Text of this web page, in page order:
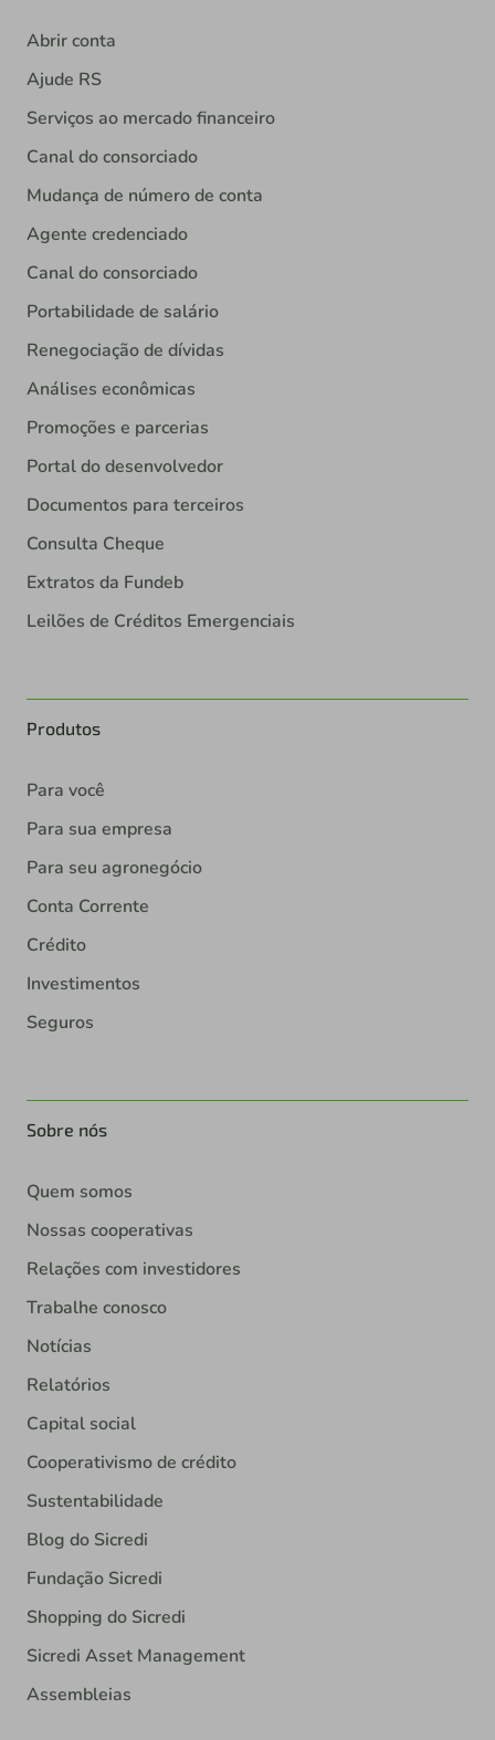
Abrir conta
Ajude RS
Serviços ao mercado financeiro
Canal do consorciado
Mudança de número de conta
Agente credenciado
Canal do consorciado
Portabilidade de salário
Renegociação de dívidas
Análises econômicas
Promoções e parcerias
Portal do desenvolvedor
Documentos para terceiros
Consulta Cheque
Extratos da Fundeb
Leilões de Créditos Emergenciais
Produtos
Para você
Para sua empresa
Para seu agronegócio
Conta Corrente
Crédito
Investimentos
Seguros
Sobre nós
Quem somos
Nossas cooperativas
Relações com investidores
Trabalhe conosco
Notícias
Relatórios
Capital social
Cooperativismo de crédito
Sustentabilidade
Blog do Sicredi
Fundação Sicredi
Shopping do Sicredi
Sicredi Asset Management
Assembleias